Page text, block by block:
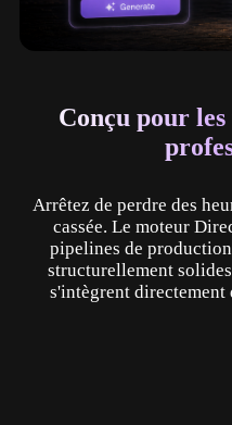
Conçu pour
Arrêtez de perdre des
cassée. Le moteur
pipelines de
structurellement
s'intègrent